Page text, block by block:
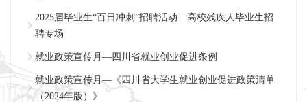
2025届毕业生“百日冲刺”招聘活动—高校残疾人毕业生招
聘专场
就业政策宣传月—四川省就业创业促进条例
就业政策宣传月—《四川省大学生就业创业促进政策清单
（2024年版）》